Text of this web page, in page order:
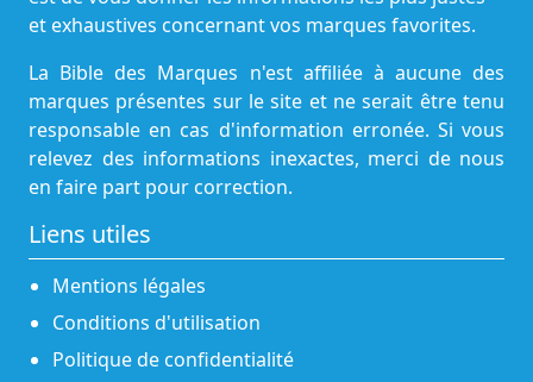
et exhaustives concernant vos marques favorites.
La Bible des Marques n'est affiliée à aucune des
marques présentes sur le site et ne serait être tenu
responsable en cas d'information erronée. Si vous
relevez des informations inexactes, merci de nous
en faire part pour correction.
Liens utiles
Mentions légales
Conditions d'utilisation
Politique de confidentialité